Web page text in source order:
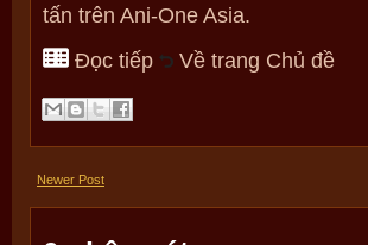
tấn trên Ani-One Asia.
Đọc tiếp
Về trang Chủ đề
Newer Post